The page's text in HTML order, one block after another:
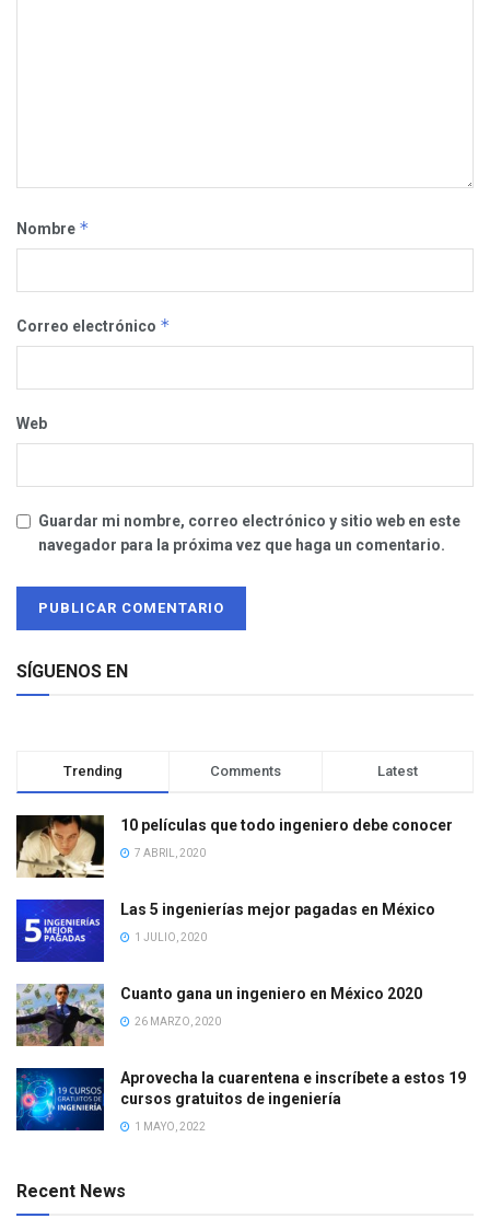
Nombre *
Correo electrónico *
Web
Guardar mi nombre, correo electrónico y sitio web en este
navegador para la próxima vez que haga un comentario.
SÍGUENOS EN
Trending Comments Latest
10 películas que todo ingeniero debe conocer
7 ABRIL, 2020
Las 5 ingenierías mejor pagadas en México
1 JULIO, 2020
Cuanto gana un ingeniero en México 2020
26 MARZO, 2020
Aprovecha la cuarentena e inscríbete a estos 19
cursos gratuitos de ingeniería
1 MAYO, 2022
Recent News